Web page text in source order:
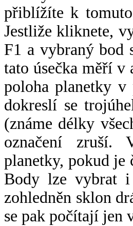
přiblížíte k
Jestliže kliknete,
F1 a vybraný bod
tato úsečka měří v
poloha planetky v
dokreslí se
(známe délky
označení zruší.
planetky, pokud je
Body lze vybrat
zohledněn sklon
se pak počítají jen